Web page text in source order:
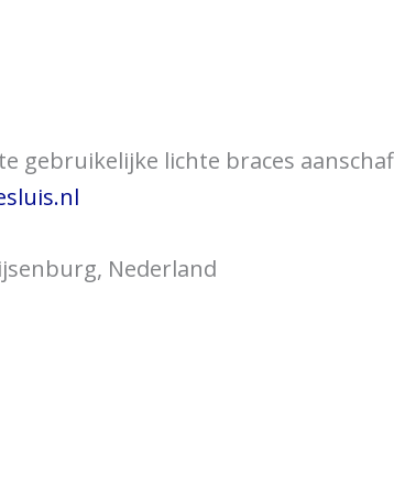
gebruikelijke lichte braces
Nederland